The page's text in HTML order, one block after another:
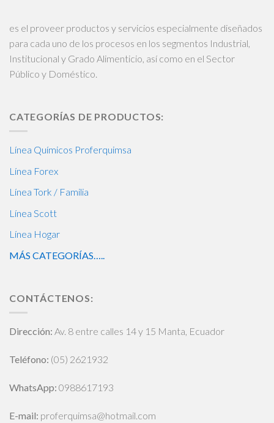
es el proveer productos y servicios especialmente diseñados
para cada uno de los procesos en los segmentos Industrial,
Institucional y Grado Alimenticio, así como en el Sector
Público y Doméstico.
CATEGORÍAS DE PRODUCTOS:
Línea Químicos Proferquimsa
Línea Forex
Línea Tork / Familia
Línea Scott
Línea Hogar
MÁS CATEGORÍAS…..
CONTÁCTENOS:
Dirección: Av. 8 entre calles 14 y 15 Manta, Ecuador
Teléfono: (05) 2621932
WhatsApp: 0988617193
E-mail: proferquimsa@hotmail.com